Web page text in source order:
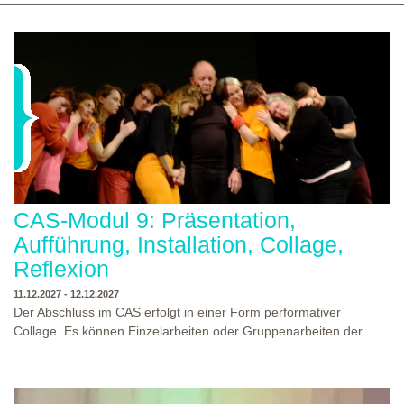
Aufnahmeworkshop. Bei Fragen, schreibe uns einfach eine Mail
an: info@theaterwerkstatt-heidelberg.de Wir freuen uns auf dich!
CAS-Modul 9: Präsentation,
Aufführung, Installation, Collage,
Reflexion
11.12.2027 - 12.12.2027
Der Abschluss im CAS erfolgt in einer Form performativer
Collage. Es können Einzelarbeiten oder Gruppenarbeiten der
Ausbildungsprogramm zu erleben. Die Studierenden des